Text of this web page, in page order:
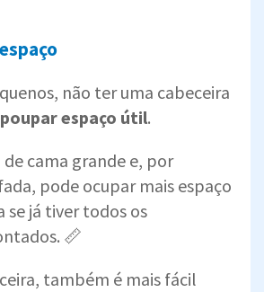
não ter uma cabeceira
espaço útil.
de cama grande e, por
pode ocupar mais espaço
se já tiver todos os
📏
também é mais fácil